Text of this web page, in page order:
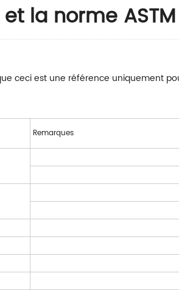
la norme ASTM
ceci est une référence uniquement
Remarques